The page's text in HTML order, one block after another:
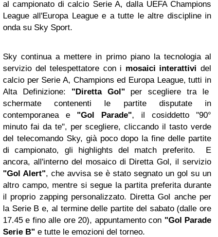
al campionato di calcio Serie A, dalla UEFA Champions
League all'Europa League e a tutte le altre discipline in
onda su Sky Sport.
Sky continua a mettere in primo piano la tecnologia al
servizio del telespettatore con i mosaici interattivi del
calcio per Serie A, Champions ed Europa League, tutti in
Alta Definizione: "Diretta Gol" per scegliere tra le
schermate contenenti le partite disputate in
contemporanea e "Gol Parade", il cosiddetto "90°
minuto fai da te", per scegliere, cliccando il tasto verde
del telecomando Sky, già poco dopo la fine delle partite
di campionato, gli highlights del match preferito. E
ancora, all'interno del mosaico di Diretta Gol, il servizio
"Gol Alert", che avvisa se è stato segnato un gol su un
altro campo, mentre si segue la partita preferita durante
il proprio zapping personalizzato. Diretta Gol anche per
la Serie B e, al termine delle partite del sabato (dalle ore
17.45 e fino alle ore 20), appuntamento con "Gol Parade
Serie B" e tutte le emozioni del torneo.